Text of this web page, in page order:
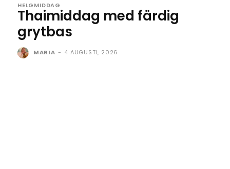
HELGMIDDAG
Thaimiddag med färdig
grytbas
MARIA - 4 AUGUSTI, 2026